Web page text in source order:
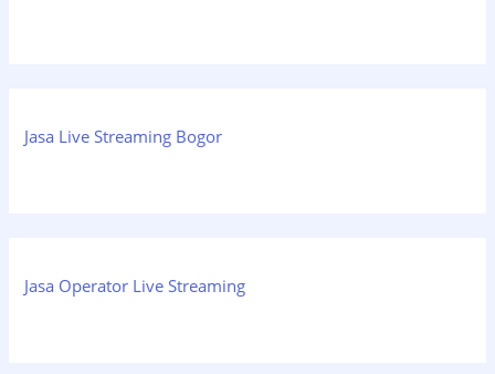
Jasa Live Streaming Bogor
Jasa Operator Live Streaming